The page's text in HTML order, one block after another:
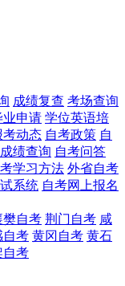
成绩复查 考场查询
业申请 学位英语培
考动态 自考政策 自
绩查询 自考问答
学习方法 外省自考
系统 自考网上报名
樊自考 荆门自考 咸
自考 黄冈自考 黄石
自考